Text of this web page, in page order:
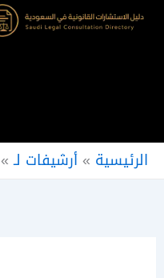
تخطي
الرئيسية »أرشيفات لـ»